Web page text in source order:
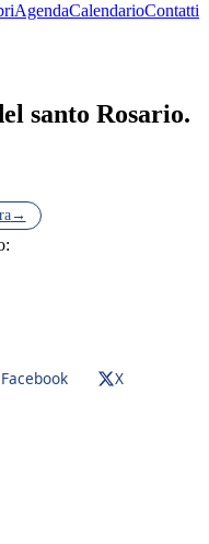
AgendaCalendarioContatti
santo Rosario.
→
Facebook
X